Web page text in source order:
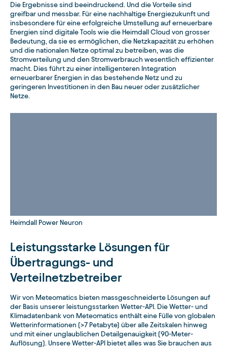
Die Ergebnisse sind beeindruckend. Und die Vorteile sind
greifbar und messbar. Für eine nachhaltige Energiezukunft und
insbesondere für eine erfolgreiche Umstellung auf erneuerbare
Energien sind digitale Tools wie die Heimdall Cloud von grosser
Bedeutung, da sie es ermöglichen, die Netzkapazität zu erhöhen
und die nationalen Netze optimal zu betreiben, was die
Stromverteilung und den Stromverbrauch wesentlich effizienter
macht. Dies führt zu einer intelligenteren Integration
erneuerbarer Energien in das bestehende Netz und zu
geringeren Investitionen in den Bau neuer oder zusätzlicher
Netze.
Heimdall Power Neuron
Leistungsstarke Lösungen für
Übertragungs- und
Verteilnetzbetreiber
Wir von Meteomatics bieten massgeschneiderte Lösungen auf
der Basis unserer leistungsstarken Wetter-API. Die Wetter- und
Klimadatenbank von Meteomatics enthält eine Fülle von globalen
Wetterinformationen (>7 Petabyte) über alle Zeitskalen hinweg
und mit einer unglaublichen Detailgenauigkeit (90-Meter-
Auflösung). Unsere Wetter-API bietet alles was Sie brauchen aus